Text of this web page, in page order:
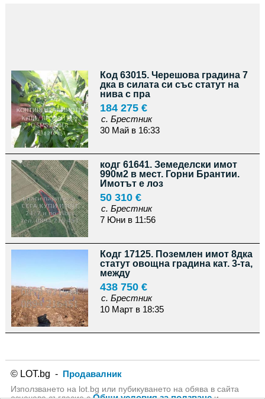
Код 63015. Черешова градина 7
дка в силата си със статут на
нива с пра
184 275 €
с. Брестник
30 Май в 16:33
кодг 61641. Земеделски имот
990м2 в мест. Горни Брантии.
Имотът е лоз
50 310 €
с. Брестник
7 Юни в 11:56
Кодг 17125. Поземлен имот 8дка
статут овощна градина кат. 3-та,
между
438 750 €
с. Брестник
10 Март в 18:35
© LOT.bg - Продавалник
Използването на lot.bg или пубикуването на обява в сайта